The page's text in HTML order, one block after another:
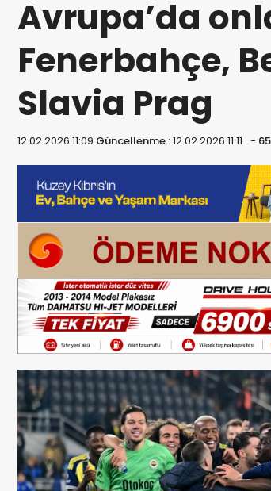
Avrupa’da
Fenerbahçe,
Slavia Prag
12.02.2026 11:09 Güncellenme :12.02.2026 11:11 -